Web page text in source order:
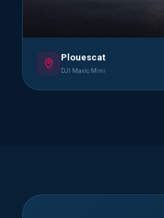
Plouescat
DJI Mavic Mini